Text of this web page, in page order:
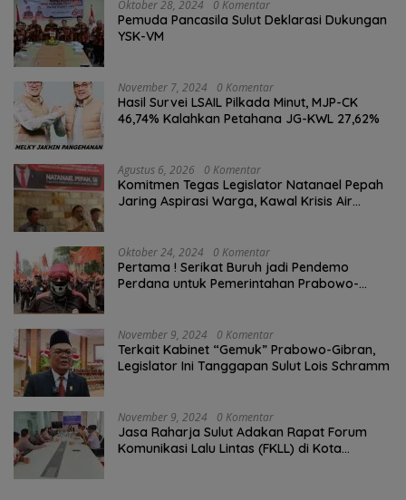
Oktober 28, 2024 0 Komentar
Pemuda Pancasila Sulut Deklarasi Dukungan
YSK-VM
November 7, 2024 0 Komentar
Hasil Survei LSAIL Pilkada Minut, MJP-CK
46,74% Kalahkan Petahana JG-KWL 27,62%
Agustus 6, 2026 0 Komentar
Komitmen Tegas Legislator Natanael Pepah
Jaring Aspirasi Warga, Kawal Krisis Air
Oktober 24, 2024 0 Komentar
Pertama ! Serikat Buruh jadi Pendemo
Perdana untuk Pemerintahan Prabowo-
November 9, 2024 0 Komentar
Terkait Kabinet “Gemuk” Prabowo-Gibran,
Legislator Ini Tanggapan Sulut Lois Schramm
November 9, 2024 0 Komentar
Jasa Raharja Sulut Adakan Rapat Forum
Komunikasi Lalu Lintas (FKLL) di Kota